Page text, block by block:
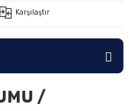
Karşılaştır
/